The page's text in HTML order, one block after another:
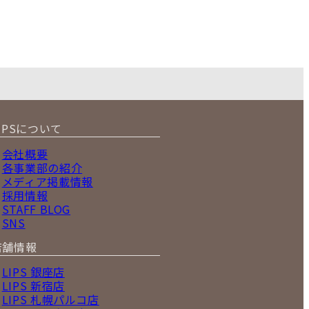
について
会社概要
各事業部の紹介
メディア掲載情報
採用情報
STAFF BLOG
SNS
情報
LIPS 銀座店
LIPS 新宿店
LIPS 札幌パルコ店